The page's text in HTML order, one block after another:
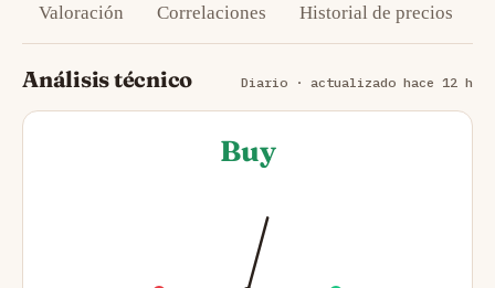
Valoración Correlaciones Historial de precios
Análisis técnico Diario · actualizado hace 12 h
Buy